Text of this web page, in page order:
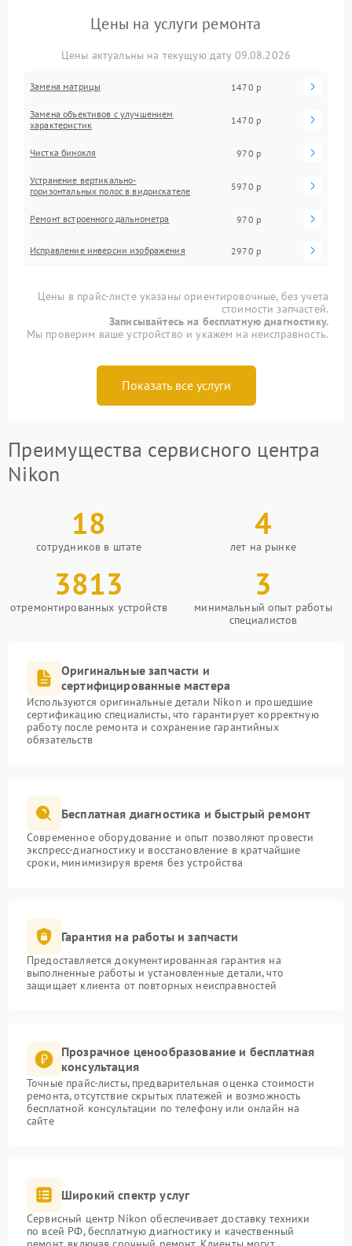
Цены на услуги ремонта
Цены актуальны на текущую дату 09.08.2026
Замена матрицы 1470 р
Замена объективов с улучшением
характеристик
1470 р
Чистка бинокля 970 р
Устранение вертикально-
горизонтальных полос в видоискателе
5970 р
Ремонт встроенного дальнометра 970 р
Исправление инверсии изображения 2970 р
Цены в прайс-листе указаны ориентировочные, без учета
стоимости запчастей.
Записывайтесь на бесплатную диагностику.
Мы проверим ваше устройство и укажем на неисправность.
Показать все услуги
Преимущества сервисного центра
Nikon
18
сотрудников в штате
4
лет на рынке
3813
отремонтированных устройств
3
минимальный опыт работы
специалистов
Оригинальные запчасти и
сертифицированные мастера
Используются оригинальные детали Nikon и прошедшие
сертификацию специалисты, что гарантирует корректную
работу после ремонта и сохранение гарантийных
обязательств
Бесплатная диагностика и быстрый ремонт
Современное оборудование и опыт позволяют провести
экспресс-диагностику и восстановление в кратчайшие
сроки, минимизируя время без устройства
Гарантия на работы и запчасти
Предоставляется документированная гарантия на
выполненные работы и установленные детали, что
защищает клиента от повторных неисправностей
Прозрачное ценообразование и бесплатная
консультация
Точные прайс-листы, предварительная оценка стоимости
ремонта, отсутствие скрытых платежей и возможность
бесплатной консультации по телефону или онлайн на
сайте
Широкий спектр услуг
Сервисный центр Nikon обеспечивает доставку техники
по всей РФ, бесплатную диагностику и качественный